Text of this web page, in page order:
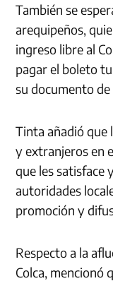
También se
arequipeños,
ingreso libre al
pagar el boleto
su documento de
Tinta añadió que
y extranjeros en
que les satisface
autoridades
promoción y
Respecto a la
Colca, mencionó